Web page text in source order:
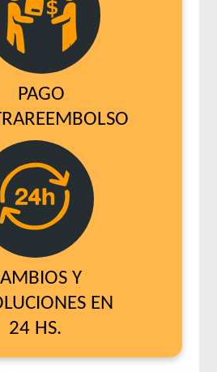
PAGO
Y
EN
24 HS.